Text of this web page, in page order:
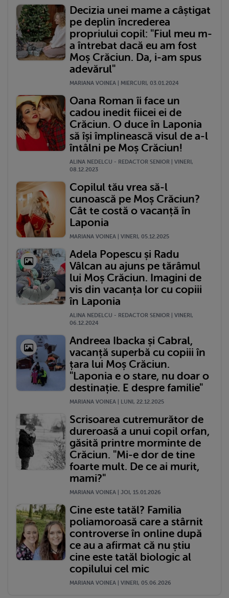
Decizia unei mame a câștigat
pe deplin încrederea
propriului copil: "Fiul meu m-
a întrebat dacă eu am fost
Moș Crăciun. Da, i-am spus
adevărul"
MARIANA VOINEA | MIERCURI, 03.01.2024
Oana Roman îi face un
cadou inedit fiicei ei de
Crăciun. O duce în Laponia
să își împlinească visul de a-l
întâlni pe Moș Crăciun!
ALINA NEDELCU - REDACTOR SENIOR | VINERI,
08.12.2023
Copilul tău vrea să-l
cunoască pe Moș Crăciun?
Cât te costă o vacanță în
Laponia
MARIANA VOINEA | VINERI, 05.12.2025
Adela Popescu și Radu
Vâlcan au ajuns pe tărâmul
lui Moș Crăciun. Imagini de
vis din vacanța lor cu copiii
în Laponia
ALINA NEDELCU - REDACTOR SENIOR | VINERI,
06.12.2024
Andreea Ibacka și Cabral,
vacanță superbă cu copiii în
țara lui Moș Crăciun.
"Laponia e o stare, nu doar o
destinație. E despre familie"
MARIANA VOINEA | LUNI, 22.12.2025
Scrisoarea cutremurător de
dureroasă a unui copil orfan,
găsită printre morminte de
Crăciun. "Mi-e dor de tine
foarte mult. De ce ai murit,
mami?"
MARIANA VOINEA | JOI, 15.01.2026
Cine este tatăl? Familia
poliamoroasă care a stârnit
controverse în online după
ce au a afirmat că nu știu
cine este tatăl biologic al
copilului cel mic
MARIANA VOINEA | VINERI, 05.06.2026